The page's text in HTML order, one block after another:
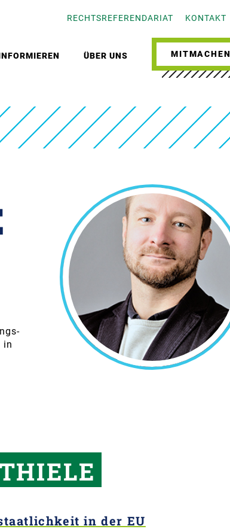
RECHTSREFERENDARIAT KONTAKT
ÜBER UNS MITMACHEN
in
in der EU